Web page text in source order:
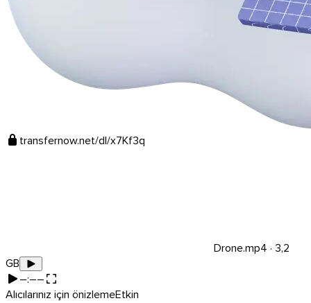
API’yi keşfedin
Her türlü dosyayı gönderin
Blog
Destek ve SSS
transfernow.net/dl/x7Kf3q
Drone.mp4 · 3,2
GB
–:––
Alıcılarınız için önizlemeEtkin